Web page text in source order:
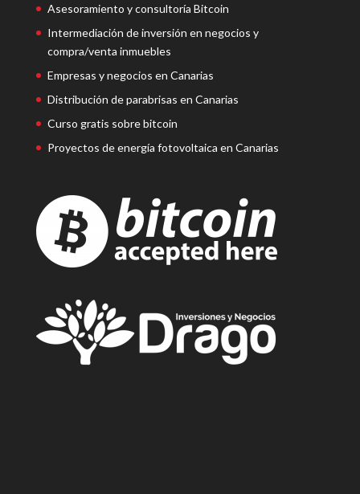
Asesoramiento y consultoría Bitcoin
Intermediación de inversión en negocios y
compra/venta inmuebles
Empresas y negocios en Canarias
Distribución de parabrisas en Canarias
Curso gratis sobre bitcoin
Proyectos de energía fotovoltaica en Canarias